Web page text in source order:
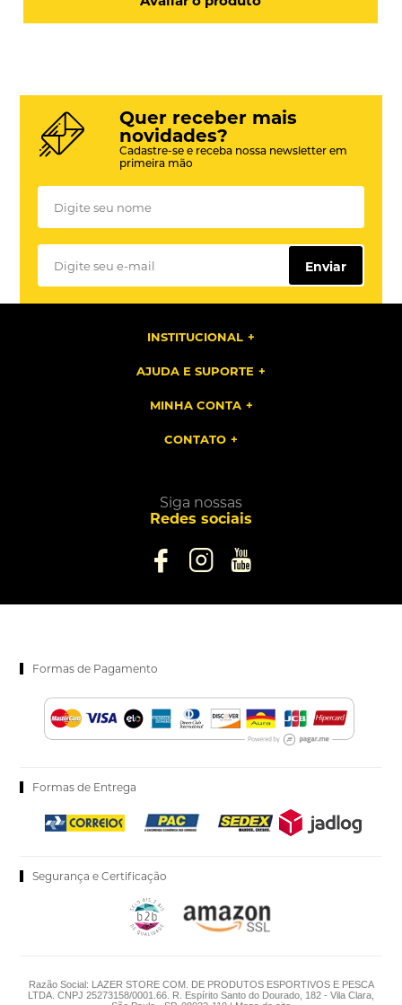
Quer receber mais
novidades?
Cadastre-se e receba nossa newsletter em
primeira mão
Enviar
INSTITUCIONAL
AJUDA E SUPORTE
MINHA CONTA
CONTATO
Siga nossas
Redes sociais
Formas de Pagamento
Formas de Entrega
Segurança e Certificação
Razão Social: LAZER STORE COM. DE PRODUTOS ESPORTIVOS E PESCA
LTDA. CNPJ 25273158/0001.66. R. Espírito Santo do Dourado, 182 - Vila Clara,